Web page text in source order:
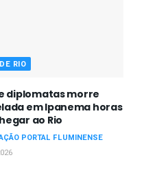
RIO
diplomatas morre
em Ipanema horas
ao Rio
PORTAL FLUMINENSE